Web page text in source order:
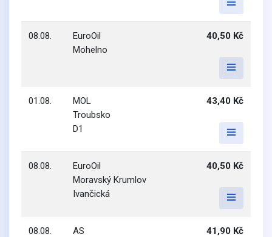
08.08.
EuroOil
Mohelno
40,50 Kč
01.08.
MOL
Troubsko
D1
43,40 Kč
08.08.
EuroOil
Moravský Krumlov
Ivančická
40,50 Kč
08.08.
AS
41,90 Kč